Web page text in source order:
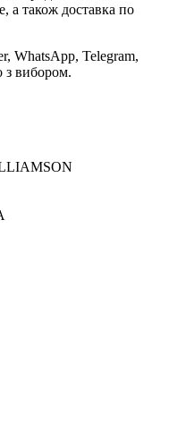
а також доставка по
WhatsApp, Telegram,
з вибором.